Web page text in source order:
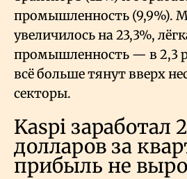
промышленность (9,9%).
увеличилось на 23,3%,
промышленность — в 2,3
всё больше тянут вверх
секторы.
Kaspi заработал
долларов за
прибыль не